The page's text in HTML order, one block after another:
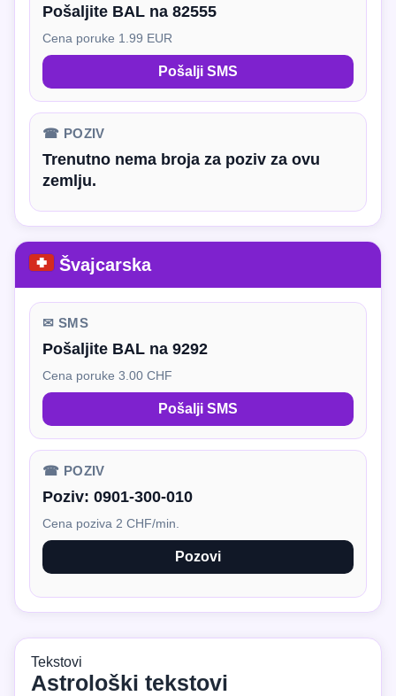
Pošaljite BAL na 82555
Cena poruke 1.99 EUR
Pošalji SMS
☎ POZIV
Trenutno nema broja za poziv za ovu
zemlju.
Švajcarska
✉ SMS
Pošaljite BAL na 9292
Cena poruke 3.00 CHF
Pošalji SMS
☎ POZIV
Poziv: 0901-300-010
Cena poziva 2 CHF/min.
Pozovi
Tekstovi
Astrološki tekstovi